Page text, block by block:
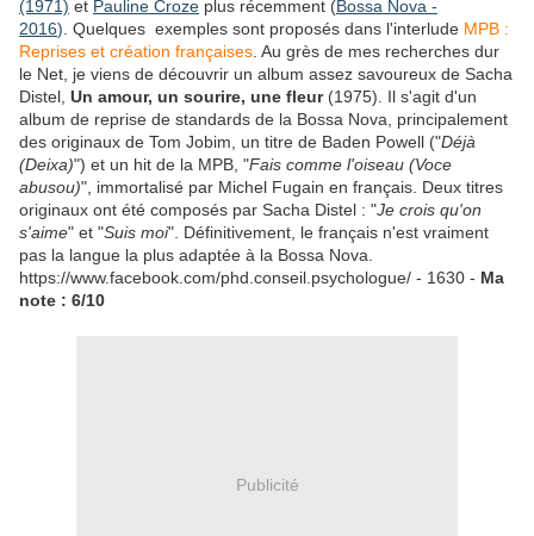
(1971) et Pauline Croze plus récemment (Bossa Nova -
2016). Quelques exemples sont proposés dans l'interlude MPB :
Reprises et création françaises . Au grès de mes recherches dur
le Net, je viens de découvrir un album assez savoureux de Sacha
Distel, Un amour, un sourire, une fleur(1975). Il s'agit d'un
album de reprise de standards de la Bossa Nova, principalement
des originaux de Tom Jobim, un titre de Baden Powell ("Déjà
(Deixa)") et un hit de la MPB, "Fais comme l'oiseau (Voce
abusou)", immortalisé par Michel Fugain en français. Deux titres
originaux ont été composés par Sacha Distel : "Je crois qu'on
s'aime" et "Suis moi". Définitivement, le français n'est vraiment
pas la langue la plus adaptée à la Bossa Nova.
https://www.facebook.com/phd.conseil.psychologue/ - 1630 - Ma
note : 6/10
Publicité